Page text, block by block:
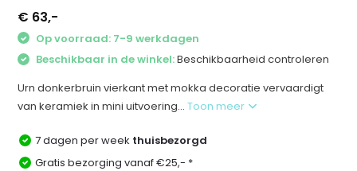
€ 63,-
Op voorraad: 7-9 werkdagen
Beschikbaar in de winkel:Beschikbaarheid controleren
Urn donkerbruin vierkant met mokka decoratie vervaardigt
van keramiek in mini uitvoering...Toon meer
7 dagen per week thuisbezorgd
Gratis bezorging vanaf €25,- *